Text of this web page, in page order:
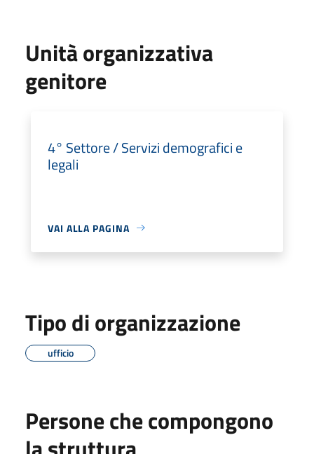
Unità organizzativa
genitore
4° Settore / Servizi demografici e
legali
VAI ALLA PAGINA
Tipo di organizzazione
ufficio
Persone che compongono